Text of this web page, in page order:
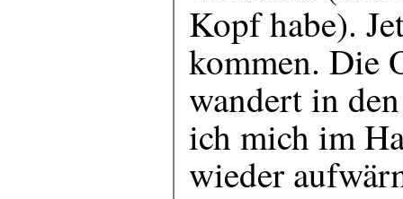
Kopf habe).
kommen. Die
wandert in
ich mich im
wieder